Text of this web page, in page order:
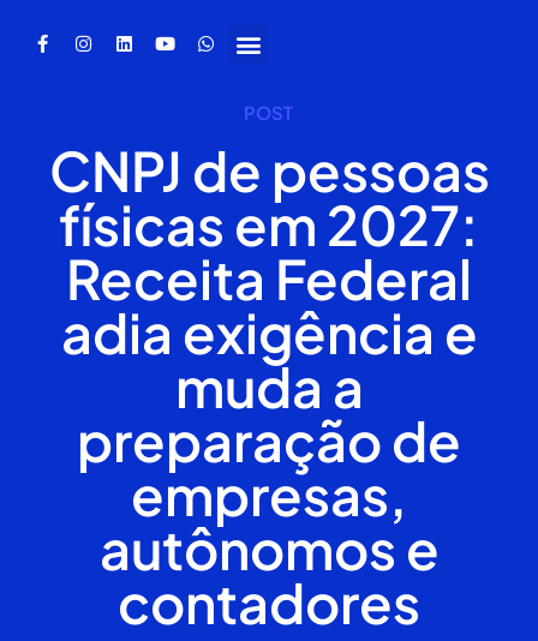
POST
CNPJ de pessoas
físicas em 2027:
Receita Federal
adia exigência e
muda a
preparação de
empresas,
autônomos e
contadores